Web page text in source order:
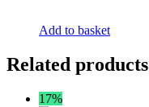
Add to basket
Related products
17%